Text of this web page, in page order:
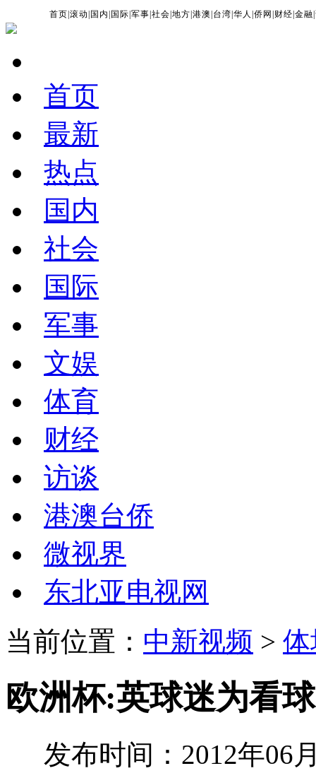
首页 |滚动 国内 国际 |军事 |社会 |地方 |港澳 台湾 |华人 |侨网 财经 |金融 |
首页
最新
热点
国内
社会
国际
军事
文娱
体育
财经
访谈
港澳台侨
微视界
东北亚电视网
当前位置： 中新视频 >
欧洲杯:英球迷为看
发布时间：2012年06